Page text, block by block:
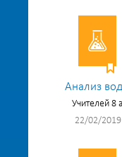
Анализ
Учителей 8 а
22/02/2019